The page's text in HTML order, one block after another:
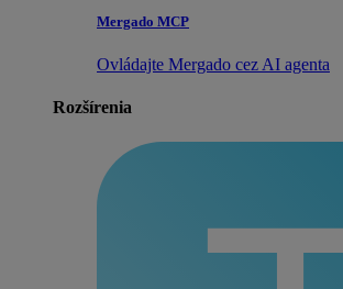
Mergado MCP
Ovládajte Mergado cez AI agenta
Rozšírenia